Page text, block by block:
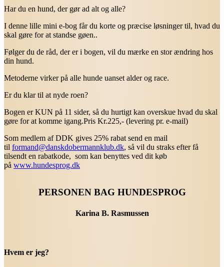
Har du en hund, der gør ad alt og alle?
I denne lille mini e-bog får du korte og præcise løsninger til, hvad du
skal gøre for at standse gøen..
Følger du de råd, der er i bogen, vil du mærke en stor ændring hos
din hund.
Metoderne virker på alle hunde uanset alder og race.
Er du klar til at nyde roen?
Bogen er KUN på 11 sider, så du hurtigt kan overskue hvad du skal
gøre for at komme igang.Pris Kr.225,- (levering pr. e-mail)
Som medlem af DDK gives 25% rabat send en mail
til formand@danskdobermannklub.dk, så vil du straks efter få
tilsendt en rabatkode, som kan benyttes ved dit køb
på www.hundesprog.dk
PERSONEN BAG HUNDESPROG
Karina B. Rasmussen
Hvem er jeg?